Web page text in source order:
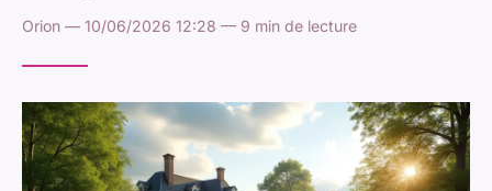
Orion — 10/06/2026 12:28 — 9 min de lecture